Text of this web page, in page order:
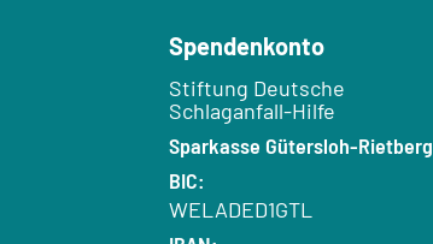
Spendenkonto
Empfänger:
Stiftung Deutsche
Schlaganfall-Hilfe
Bank:
Sparkasse Gütersloh-Rietberg
BIC:
WELADED1GTL